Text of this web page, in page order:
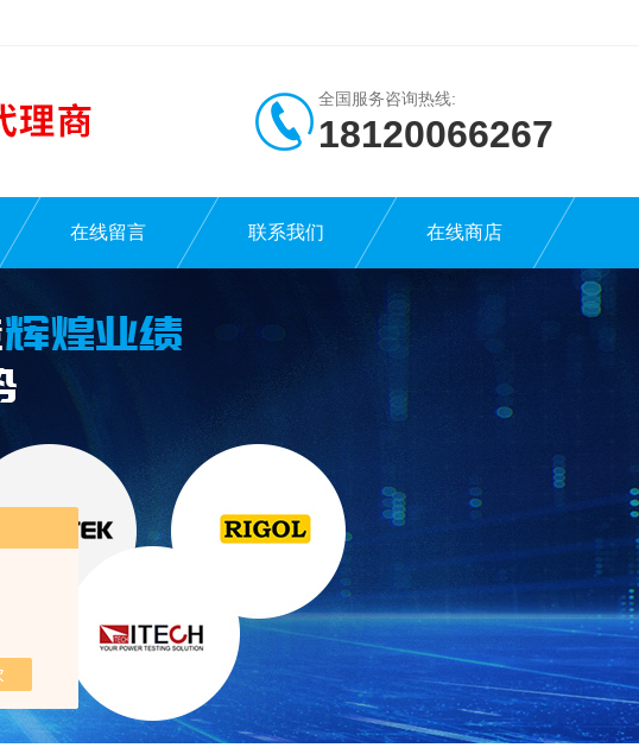
全国服务咨询热线:
18120066267
在线留言 联系我们 在线商店